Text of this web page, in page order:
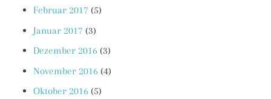
Februar 2017 (5)
Januar 2017 (3)
Dezember 2016 (3)
November 2016 (4)
Oktober 2016 (5)